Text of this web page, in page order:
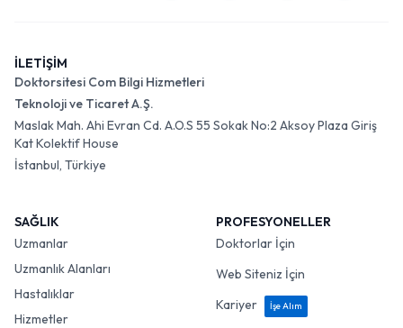
İLETİŞİM
Doktorsitesi Com Bilgi Hizmetleri
Teknoloji ve Ticaret A.Ş.
Maslak Mah. Ahi Evran Cd. A.O.S 55 Sokak No:2 Aksoy Plaza Giriş
Kat Kolektif House
İstanbul, Türkiye
SAĞLIK
Uzmanlar
Uzmanlık Alanları
Hastalıklar
Hizmetler
PROFESYONELLER
Doktorlar İçin
Web Siteniz İçin
Kariyer
İşe Alım